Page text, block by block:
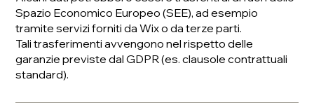
Spazio Economico Europeo (SEE), ad esempio
tramite servizi forniti da Wix o da terze parti.
Tali trasferimenti avvengono nel rispetto delle
garanzie previste dal GDPR (es. clausole contrattuali
standard).